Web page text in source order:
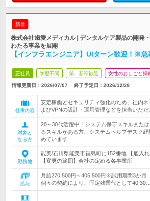
新着
株式会社歯愛メディカル | デンタルケア製品の開発
わたる事業を展開
【インフラエンジニア】UIターン歓迎！※急
正社員 学歴不問 第二新卒歓迎 女性のおしごと掲
情報更新日：2026/07/07 終了予定日： 2026/12/28
仕事内容
安定稼働とセキュリティ強化のため、社内ネ
よびVPNの設計・運用管理などを担当いただ
対象と
なる方
20～30代活躍中！システム保守スキルまた
るスキルがある方、システムヘルプデスク
めています
勤務地
能美/石川県能美市福島町に152番地 【雇入
【変更の範囲】会社の定める各事業所
給与
月給270,500円～405,500円※試用期間3か月
個々の契約により、固定残業代として40,30…